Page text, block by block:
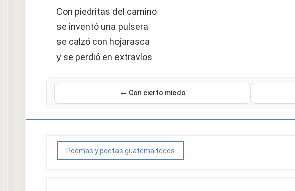
Con piedritas del camino
se inventó una pulsera
se calzó con hojarasca
y se perdió en extravíos
← Con cierto miedo
Poemas y poetas guatemaltecos